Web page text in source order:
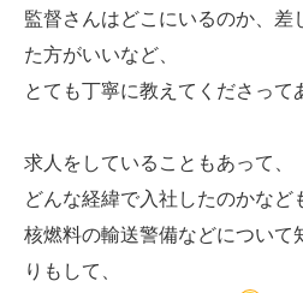
監督さんはどこにいるのか、差
た方がいいなど、
とても丁寧に教えてくださって
求人をしていることもあって、
どんな経緯で入社したのかなど
核燃料の輸送警備などについて
りもして、